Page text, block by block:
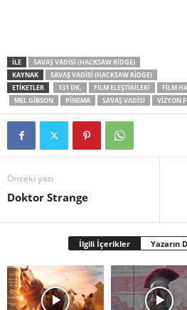
İLE
SAVAŞ VADISI (HACKSAW RIDGE)
KAYNAK
SAVAŞ VADISI (HACKSAW RIDGE)
ETİKETLER
131 DK. FILM ELEŞTIRILERI FILM
MEL GIBSON
PINEMA SAVAŞ VADISI VIZYON
Önceki yazı
Doktor Strange
İlgili İçerikler Yazarın